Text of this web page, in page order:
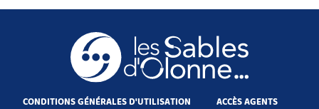
CONDITIONS GÉNÉRALES D'UTILISATION ACCÈS AGENTS